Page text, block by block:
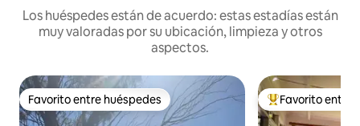
Los huéspedes están de acuerdo: estas estadías están
muy valoradas por su ubicación, limpieza y otros
aspectos.
Favorito entre huéspedes
Favorito entre huéspedes Favorito entre
Favorito entre